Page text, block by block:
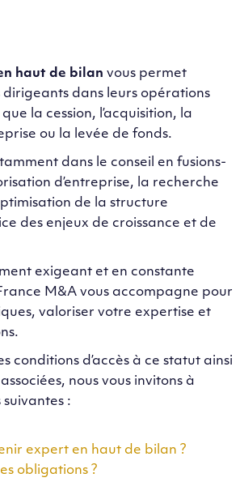
haut de bilan vous permet
dirigeants dans leurs opérations
la cession, l’acquisition, la
ou la levée de fonds.
dans le conseil en fusions-
d’entreprise, la recherche
de la structure
des enjeux de croissance et de
exigeant et en constante
M&A vous accompagne pour
valoriser votre expertise et
conditions d’accès à ce statut ainsi
nous vous invitons à
:
expert en haut de bilan ?
obligations ?